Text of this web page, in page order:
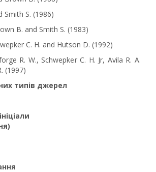
Smith S. (1986)
B. and Smith S. (1983)
C. H. and Hutson D. (1992)
R. W., Schwepker C. H. Jr, Avila R. A.
(1997)
типів джерел